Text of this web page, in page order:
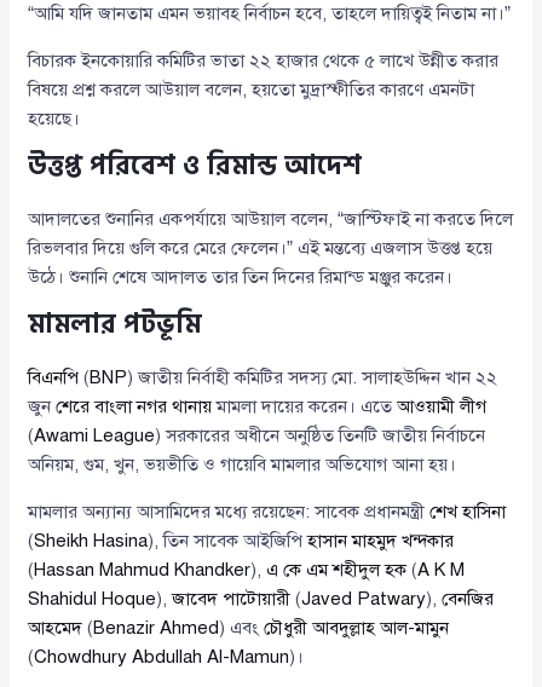
“আমি যদি জানতাম এমন ভয়াবহ নির্বাচন হবে, তাহলে দায়িত্বই নিতাম না।”
বিচারক ইনকোয়ারি কমিটির ভাতা ২২ হাজার থেকে ৫ লাখে উন্নীত করার
বিষয়ে প্রশ্ন করলে আউয়াল বলেন, হয়তো মুদ্রাস্ফীতির কারণে এমনটা
হয়েছে।
উত্তপ্ত পরিবেশ ও রিমান্ড আদেশ
আদালতের শুনানির একপর্যায়ে আউয়াল বলেন, “জাস্টিফাই না করতে দিলে
রিভলবার দিয়ে গুলি করে মেরে ফেলেন।” এই মন্তব্যে এজলাস উত্তপ্ত হয়ে
উঠে। শুনানি শেষে আদালত তার তিন দিনের রিমান্ড মঞ্জুর করেন।
মামলার পটভূমি
বিএনপি (BNP) জাতীয় নির্বাহী কমিটির সদস্য মো. সালাহউদ্দিন খান ২২
জুনশেরে বাংলা নগর থানায়মামলা দায়ের করেন। এতেআওয়ামী লীগ
(Awami League) সরকারের অধীনে অনুষ্ঠিত তিনটি জাতীয় নির্বাচনে
অনিয়ম, গুম, খুন, ভয়ভীতি ও গায়েবি মামলার অভিযোগ আনা হয়।
মামলার অন্যান্য আসামিদের মধ্যে রয়েছেন: সাবেক প্রধানমন্ত্রীশেখ হাসিনা
(Sheikh Hasina), তিন সাবেক আইজিপিহাসান মাহমুদ খন্দকার
(Hassan Mahmud Khandker),এ কে এম শহীদুল হক(A K M
Shahidul Hoque),জাবেদ পাটোয়ারী (Javed Patwary),বেনজির
আহমেদ (Benazir Ahmed) এবংচৌধুরী আবদুল্লাহ আল-মামুন
(Chowdhury Abdullah Al-Mamun)।